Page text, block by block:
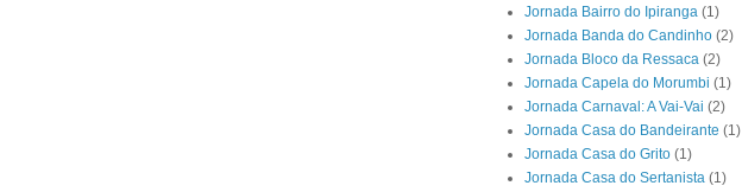
Jornada Bairro do Ipiranga (1)
Jornada Banda do Candinho (2)
Jornada Bloco da Ressaca (2)
Jornada Capela do Morumbi (1)
Jornada Carnaval: A Vai-Vai (2)
Jornada Casa do Bandeirante (1)
Jornada Casa do Grito (1)
Jornada Casa do Sertanista (1)